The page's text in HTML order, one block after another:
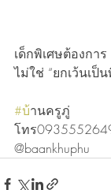
เด็กพิเศษต้องการ
ไม่ใช่ “ยกเว้นเป็น
#บ้านครูภู่
โทร
@baankhuphu